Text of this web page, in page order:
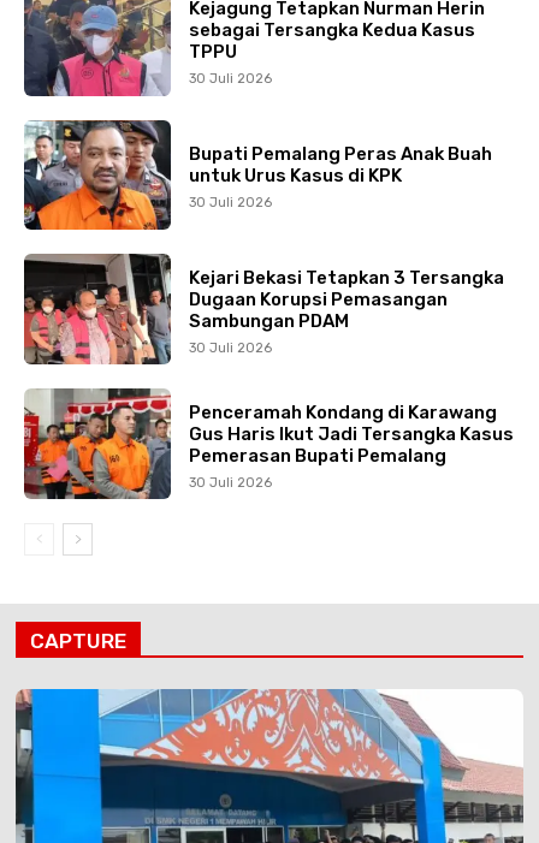
Kejagung Tetapkan Nurman Herin
sebagai Tersangka Kedua Kasus
TPPU
30 Juli 2026
Bupati Pemalang Peras Anak Buah
untuk Urus Kasus di KPK
30 Juli 2026
Kejari Bekasi Tetapkan 3 Tersangka
Dugaan Korupsi Pemasangan
Sambungan PDAM
30 Juli 2026
Penceramah Kondang di Karawang
Gus Haris Ikut Jadi Tersangka Kasus
Pemerasan Bupati Pemalang
30 Juli 2026
CAPTURE